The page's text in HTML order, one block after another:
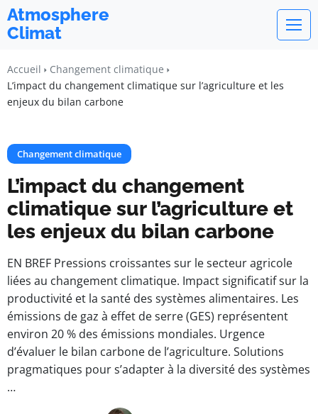
Atmosphere
Climat
Accueil
Changement climatique
L’impact du changement climatique sur l’agriculture et les
enjeux du bilan carbone
Changement climatique
L’impact du changement
climatique sur l’agriculture et
les enjeux du bilan carbone
EN BREF Pressions croissantes sur le secteur agricole
liées au changement climatique. Impact significatif sur la
productivité et la santé des systèmes alimentaires. Les
émissions de gaz à effet de serre (GES) représentent
environ 20 % des émissions mondiales. Urgence
d’évaluer le bilan carbone de l’agriculture. Solutions
pragmatiques pour s’adapter à la diversité des systèmes
…